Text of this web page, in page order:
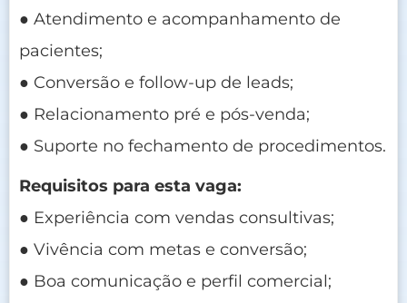
● Atendimento e acompanhamento de
pacientes;
● Conversão e follow-up de leads;
● Relacionamento pré e pós-venda;
● Suporte no fechamento de procedimentos.
Requisitos para esta vaga:
● Experiência com vendas consultivas;
● Vivência com metas e conversão;
● Boa comunicação e perfil comercial;